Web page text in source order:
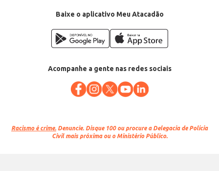
Baixe o aplicativo Meu Atacadão
Acompanhe a gente nas redes sociais
Racismo é crime. Denuncie. Disque 100 ou procure a Delegacia de Polícia
Civil mais próxima ou o Ministério Público.